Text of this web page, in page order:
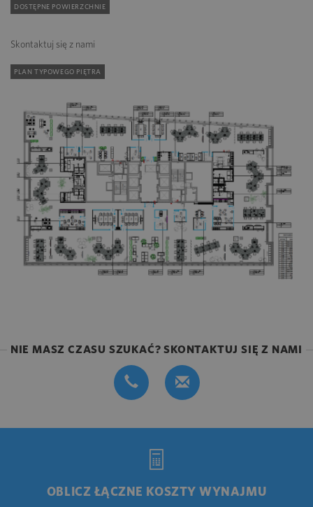
DOSTĘPNE POWIERZCHNIE
Skontaktuj się z nami
PLAN TYPOWEGO PIĘTRA
NIE MASZ CZASU SZUKAĆ? SKONTAKTUJ SIĘ Z NAMI
OBLICZ ŁĄCZNE KOSZTY WYNAJMU